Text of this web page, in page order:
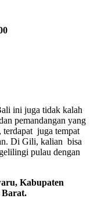
ini juga tidak kalah
pemandangan yang
terdapat juga tempat
Di Gili, kalian bisa
pulau dengan
Kabupaten
Barat.